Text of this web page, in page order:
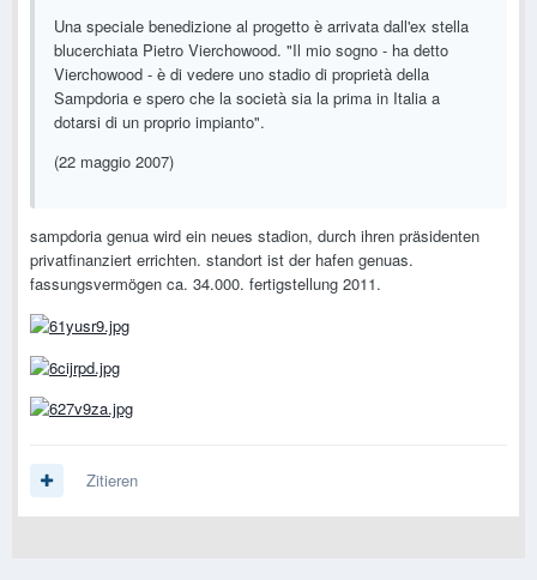
Una speciale benedizione al progetto è arrivata dall'ex stella
blucerchiata Pietro Vierchowood. "Il mio sogno - ha detto
Vierchowood - è di vedere uno stadio di proprietà della
Sampdoria e spero che la società sia la prima in Italia a
dotarsi di un proprio impianto".
(22 maggio 2007)
sampdoria genua wird ein neues stadion, durch ihren präsidenten
privatfinanziert errichten. standort ist der hafen genuas.
fassungsvermögen ca. 34.000. fertigstellung 2011.
Zitieren